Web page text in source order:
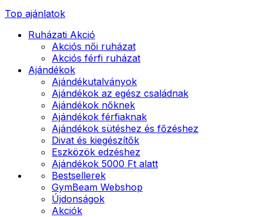
Top ajánlatok
Ruházati Akció
Akciós női ruházat
Akciós férfi ruházat
Ajándékok
Ajándékutalványok
Ajándékok az egész családnak
Ajándékok nőknek
Ajándékok férfiaknak
Ajándékok sütéshez és főzéshez
Divat és kiegészítők
Eszközök edzéshez
Ajándékok 5000 Ft alatt
Bestsellerek
GymBeam Webshop
Újdonságok
Akciók